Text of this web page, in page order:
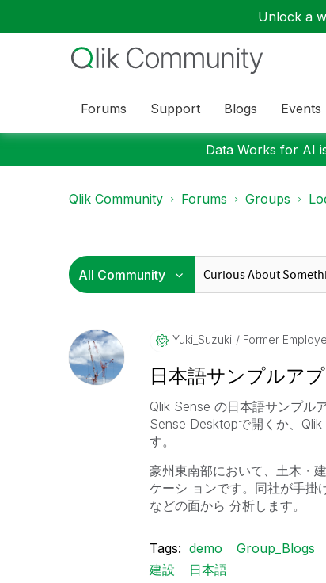
Unlock a
Forums Support Blogs Events
Data Works for AI
Qlik Community Forums Groups
Yuki_Suzuki Former
日本語サンプルア
Qlik Sense の日本語サンプル
Sense Desktopで開くか、
す。
豪州東南部において、土木・
ケーシ ョンです。同社が手掛
などの面から 分析します。
Tags: demo Group_Blogs
建設
日本語